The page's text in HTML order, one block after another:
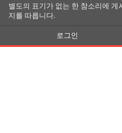
별도의 표기가 없는 한 참소리에
지를 따릅니다.
로그인